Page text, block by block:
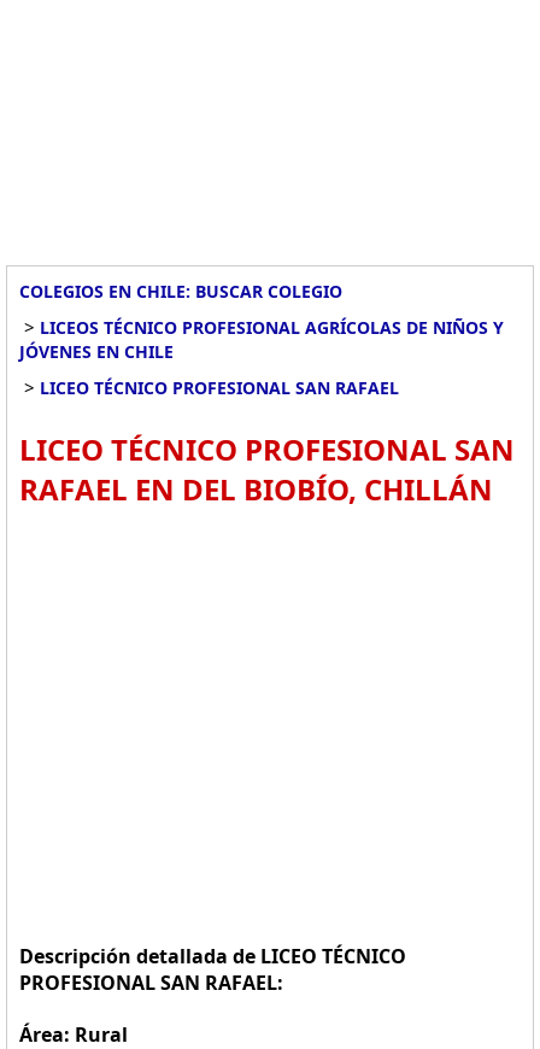
COLEGIOS EN CHILE: BUSCAR COLEGIO
> LICEOS TÉCNICO PROFESIONAL AGRÍCOLAS DE NIÑOS Y
JÓVENES EN CHILE
> LICEO TÉCNICO PROFESIONAL SAN RAFAEL
LICEO TÉCNICO PROFESIONAL SAN
RAFAEL EN DEL BIOBÍO, CHILLÁN
Descripción detallada de LICEO TÉCNICO
PROFESIONAL SAN RAFAEL:
Área: Rural